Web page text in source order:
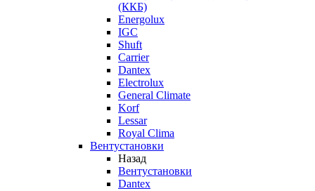
(ККБ)
Energolux
IGC
Shuft
Carrier
Dantex
Electrolux
General Climate
Korf
Lessar
Royal Clima
Вентустановки
Назад
Вентустановки
Dantex